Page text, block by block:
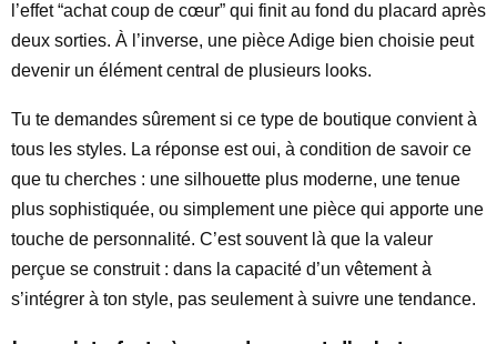
l’effet “achat coup de cœur” qui finit au fond du placard après
deux sorties. À l’inverse, une pièce Adige bien choisie peut
devenir un élément central de plusieurs looks.
Tu te demandes sûrement si ce type de boutique convient à
tous les styles. La réponse est oui, à condition de savoir ce
que tu cherches : une silhouette plus moderne, une tenue
plus sophistiquée, ou simplement une pièce qui apporte une
touche de personnalité. C’est souvent là que la valeur
perçue se construit : dans la capacité d’un vêtement à
s’intégrer à ton style, pas seulement à suivre une tendance.